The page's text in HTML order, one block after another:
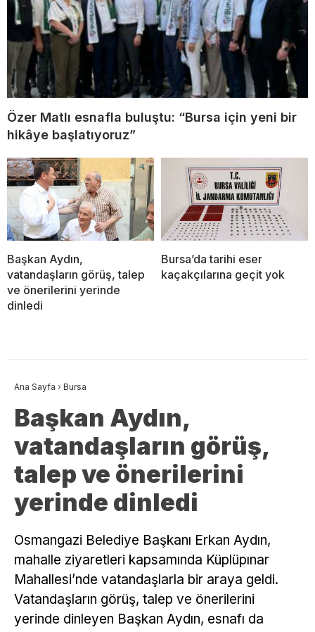
Özer Matlı esnafla buluştu: “Bursa için yeni bir
hikâye başlatıyoruz”
Başkan Aydın,
vatandaşların görüş, talep
ve önerilerini yerinde
dinledi
Bursa’da tarihi eser
kaçakçılarına geçit yok
Ana Sayfa › Bursa
Başkan Aydın,
vatandaşların görüş,
talep ve önerilerini
yerinde dinledi
Osmangazi Belediye Başkanı Erkan Aydın,
mahalle ziyaretleri kapsamında Küplüpınar
Mahallesi’nde vatandaşlarla bir araya geldi.
Vatandaşların görüş, talep ve önerilerini
yerinde dinleyen Başkan Aydın, esnafı da